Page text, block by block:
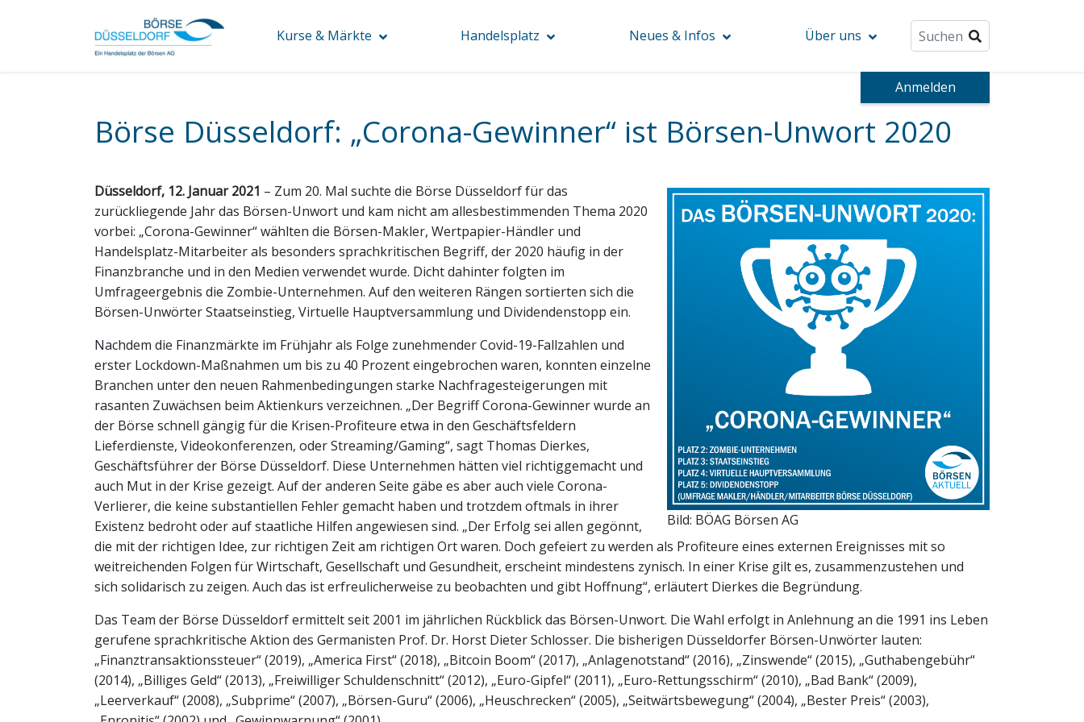
Kurse & Märkte Handelsplatz Neues & Infos Über uns
Anmelden
Börse Düsseldorf: „Corona-Gewinner“ ist Börsen-Unwort 2020
Bild: BÖAG Börsen AG
Düsseldorf, 12. Januar 2021 – Zum 20. Mal suchte die Börse Düsseldorf für das
zurückliegende Jahr das Börsen-Unwort und kam nicht am allesbestimmenden Thema 2020
vorbei: „Corona-Gewinner“ wählten die Börsen-Makler, Wertpapier-Händler und
Handelsplatz-Mitarbeiter als besonders sprachkritischen Begriff, der 2020 häufig in der
Finanzbranche und in den Medien verwendet wurde. Dicht dahinter folgten im
Umfrageergebnis die Zombie-Unternehmen. Auf den weiteren Rängen sortierten sich die
Börsen-Unwörter Staatseinstieg, Virtuelle Hauptversammlung und Dividendenstopp ein.
Nachdem die Finanzmärkte im Frühjahr als Folge zunehmender Covid-19-Fallzahlen und
erster Lockdown-Maßnahmen um bis zu 40 Prozent eingebrochen waren, konnten einzelne
Branchen unter den neuen Rahmenbedingungen starke Nachfragesteigerungen mit
rasanten Zuwächsen beim Aktienkurs verzeichnen. „Der Begriff Corona-Gewinner wurde an
der Börse schnell gängig für die Krisen-Profiteure etwa in den Geschäftsfeldern
Lieferdienste, Videokonferenzen, oder Streaming/Gaming“, sagt Thomas Dierkes,
Geschäftsführer der Börse Düsseldorf. Diese Unternehmen hätten viel richtiggemacht und
auch Mut in der Krise gezeigt. Auf der anderen Seite gäbe es aber auch viele Corona-
Verlierer, die keine substantiellen Fehler gemacht haben und trotzdem oftmals in ihrer
Existenz bedroht oder auf staatliche Hilfen angewiesen sind. „Der Erfolg sei allen gegönnt,
die mit der richtigen Idee, zur richtigen Zeit am richtigen Ort waren. Doch gefeiert zu werden als Profiteure eines externen Ereignisses mit so
weitreichenden Folgen für Wirtschaft, Gesellschaft und Gesundheit, erscheint mindestens zynisch. In einer Krise gilt es, zusammenzustehen und
sich solidarisch zu zeigen. Auch das ist erfreulicherweise zu beobachten und gibt Hoffnung“, erläutert Dierkes die Begründung.
Das Team der Börse Düsseldorf ermittelt seit 2001 im jährlichen Rückblick das Börsen-Unwort. Die Wahl erfolgt in Anlehnung an die 1991 ins Leben
gerufene sprachkritische Aktion des Germanisten Prof. Dr. Horst Dieter Schlosser. Die bisherigen Düsseldorfer Börsen-Unwörter lauten:
„Finanztransaktionssteuer“ (2019), „America First“ (2018), „Bitcoin Boom“ (2017), „Anlagenotstand“ (2016), „Zinswende“ (2015), „Guthabengebühr“
(2014), „Billiges Geld“ (2013), „Freiwilliger Schuldenschnitt“ (2012), „Euro-Gipfel“ (2011), „Euro-Rettungsschirm“ (2010), „Bad Bank“ (2009),
„Leerverkauf“ (2008), „Subprime“ (2007), „Börsen-Guru“ (2006), „Heuschrecken“ (2005), „Seitwärtsbewegung“ (2004), „Bester Preis“ (2003),